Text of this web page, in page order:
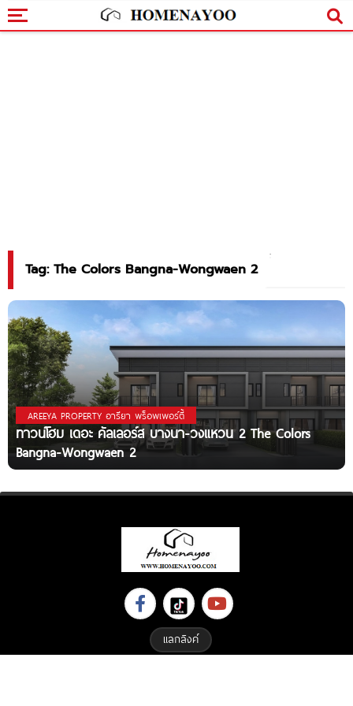
Tag: The Colors Bangna-Wongwaen 2
AREEYA PROPERTY อารียา พร็อพเพอร์ตี้
ทาวน์โฮม เดอะ คัลเลอร์ส บางนา-วงแหวน 2 The Colors
Bangna-Wongwaen 2
แลกลิงค์